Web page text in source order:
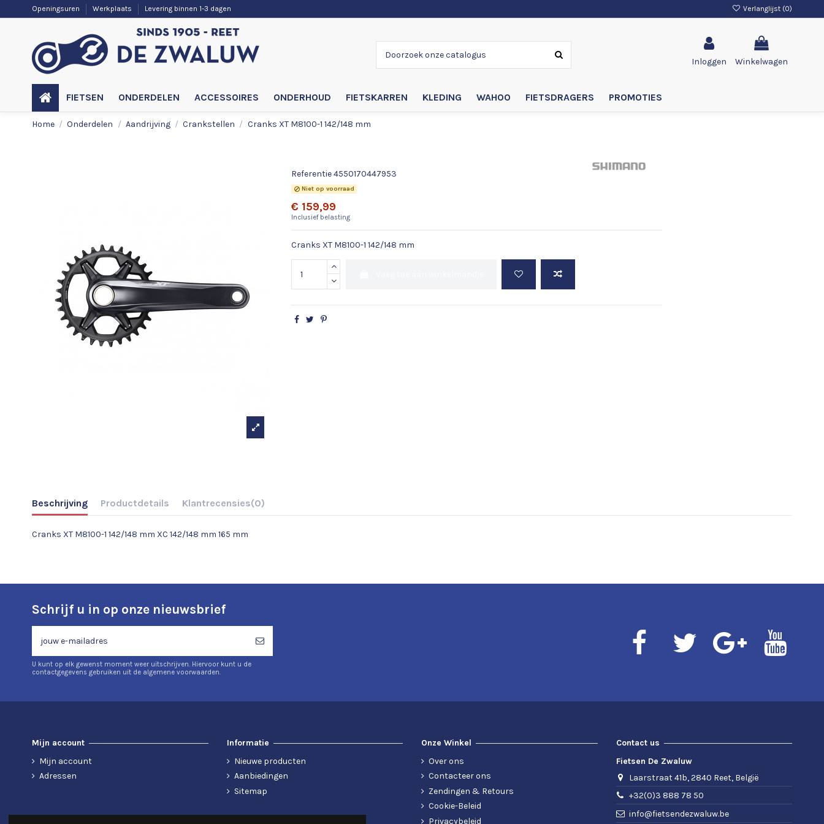
Openingsuren Werkplaats Levering binnen 1-3 dagen Verlanglijst (0)
Inloggen Winkelwagen
FIETSEN ONDERDELEN ACCESSOIRES ONDERHOUD FIETSKARREN KLEDING WAHOO FIETSDRAGERS PROMOTIES
Home Onderdelen Aandrijving Crankstellen Cranks XT M8100-1 142/148 mm
Referentie4550170447953
Niet op voorraad
€ 159,99
Inclusief belasting
Cranks XT M8100-1 142/148 mm
Beschrijving Productdetails Klantrecensies(0)
Cranks XT M8100-1 142/148 mm XC 142/148 mm 165 mm
Schrijf u in op onze nieuwsbrief
U kunt op elk gewenst moment weer uitschrijven. Hiervoor kunt u de
contactgegevens gebruiken uit de algemene voorwaarden.
Mijn account
Mijn account
Adressen
Informatie
Nieuwe producten
Aanbiedingen
Sitemap
Onze Winkel
Over ons
Contacteer ons
Zendingen & Retours
Cookie-Beleid
Privacybeleid
Contact us
Fietsen De Zwaluw
Laarstraat 41b, 2840 Reet, België
+32(0)3 888 78 50
info@fietsendezwaluw.be